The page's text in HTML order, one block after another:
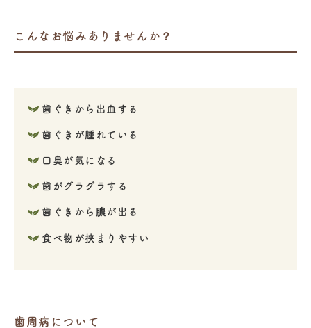
こんなお悩みありませんか？
歯ぐきから出血する
歯ぐきが腫れている
口臭が気になる
歯がグラグラする
歯ぐきから膿が出る
食べ物が挟まりやすい
歯周病について